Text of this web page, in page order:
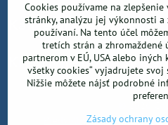
Kancelárske potreby
Kreatívne potreby a
2026
Predvoľby súkromiaZásady
Cookies používame na
stránky, analýzu jej výkonnosti
používaní. Na tento účel
tretích strán a zhromaždené
partnerom v EÚ, USA alebo
všetky cookies“ vyjadrujete
Nižšie môžete nájsť podrobné
Zásady ochrany